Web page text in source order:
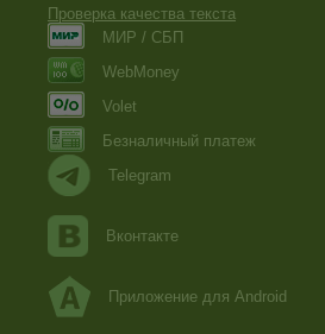
Проверка качества текста
МИР / СБП
WebMoney
Volet
Безналичный платеж
Telegram
Вконтакте
Приложение для Android